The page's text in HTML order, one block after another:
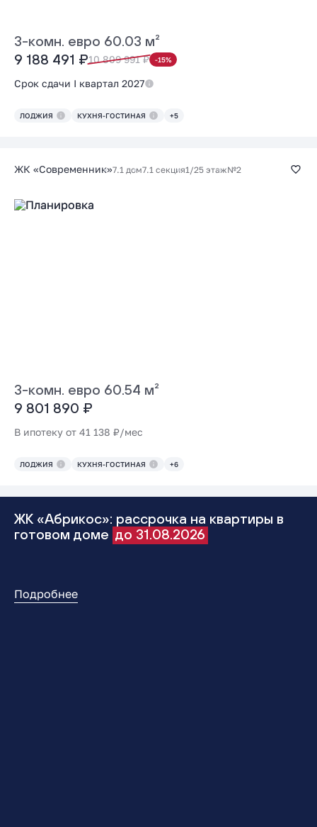
3-комн. евро 60.03 м²
9 188 491 ₽10 809 991 ₽ -15%
Срок сдачи I квартал 2027
ЛОДЖИЯ КУХНЯ-ГОСТИНАЯ +5
ЖК «Современник»7.1 дом7.1 секция1/25 этаж№2
3-комн. евро 60.54 м²
9 801 890 ₽
В ипотеку от 41 138 ₽/мес
ЛОДЖИЯ КУХНЯ-ГОСТИНАЯ +6
ЖК «Абрикос»: рассрочка на квартиры в
готовом доме до 31.08.2026
Подробнее